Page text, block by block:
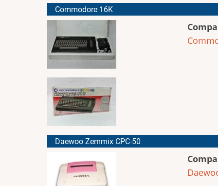
Commodore 16K
Daewoo Zemmix CPC-50